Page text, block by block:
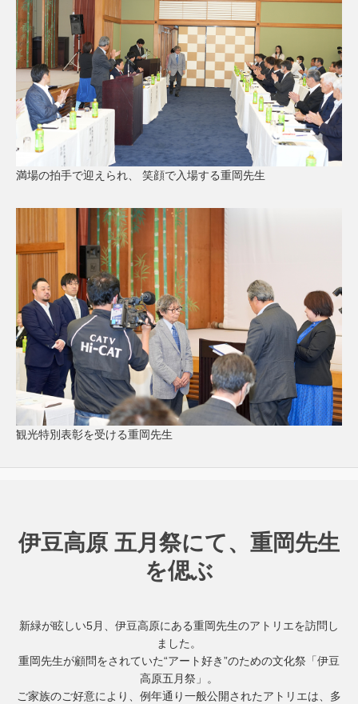
満場の拍手で迎えられ、 笑顔で入場する重岡先生
観光特別表彰を受ける重岡先生
伊豆高原 五月祭にて、重岡先生
を偲ぶ
新緑が眩しい5月、伊豆高原にある重岡先生のアトリエを訪問し
ました。
重岡先生が顧問をされていた“アート好き”のための文化祭「伊豆
高原五月祭」。
ご家族のご好意により、例年通り一般公開されたアトリエは、多